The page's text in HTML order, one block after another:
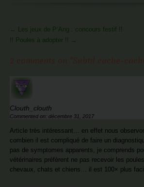
More
Articles
← Les jeux de P’Ang : concours festif !!
!! Poules à adopter !! →
Clouth_clouth
Commented on: décembre 31, 2017
Article très intéressant… en effet nous
combien il est compliqué de faire un
pas de symptomes apparents, je comprends
vétérinaires préfèrent ne pas recevoir les
chevaux, chats et chiens… il est 100× plus